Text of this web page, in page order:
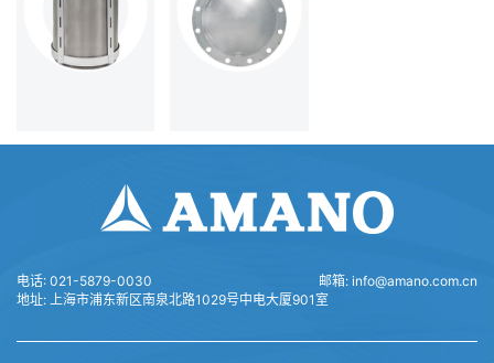
电话: 021-5879-0030 邮箱: info@amano.com.cn
地址: 上海市浦东新区南泉北路1029号中电大厦901室